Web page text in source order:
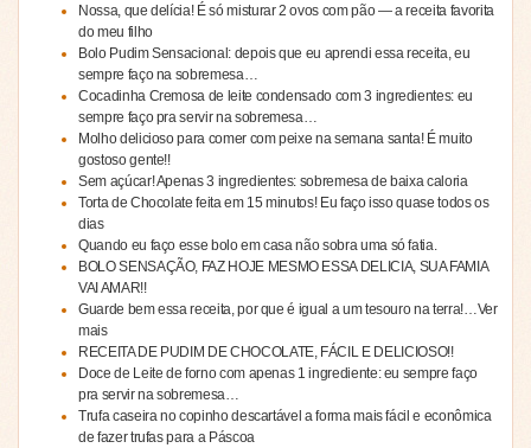
Nossa, que delícia! É só misturar 2 ovos com pão — a receita favorita
do meu filho
Bolo Pudim Sensacional: depois que eu aprendi essa receita, eu
sempre faço na sobremesa…
Cocadinha Cremosa de leite condensado com 3 ingredientes: eu
sempre faço pra servir na sobremesa…
Molho delicioso para comer com peixe na semana santa! É muito
gostoso gente!!
Sem açúcar! Apenas 3 ingredientes: sobremesa de baixa caloria
Torta de Chocolate feita em 15 minutos! Eu faço isso quase todos os
dias
Quando eu faço esse bolo em casa não sobra uma só fatia.
BOLO SENSAÇÃO, FAZ HOJE MESMO ESSA DELICIA, SUA FAMIA
VAI AMAR!!
Guarde bem essa receita, por que é igual a um tesouro na terra!…Ver
mais
RECEITA DE PUDIM DE CHOCOLATE, FÁCIL E DELICIOSO!!
Doce de Leite de forno com apenas 1 ingrediente: eu sempre faço
pra servir na sobremesa…
Trufa caseira no copinho descartável a forma mais fácil e econômica
de fazer trufas para a Páscoa